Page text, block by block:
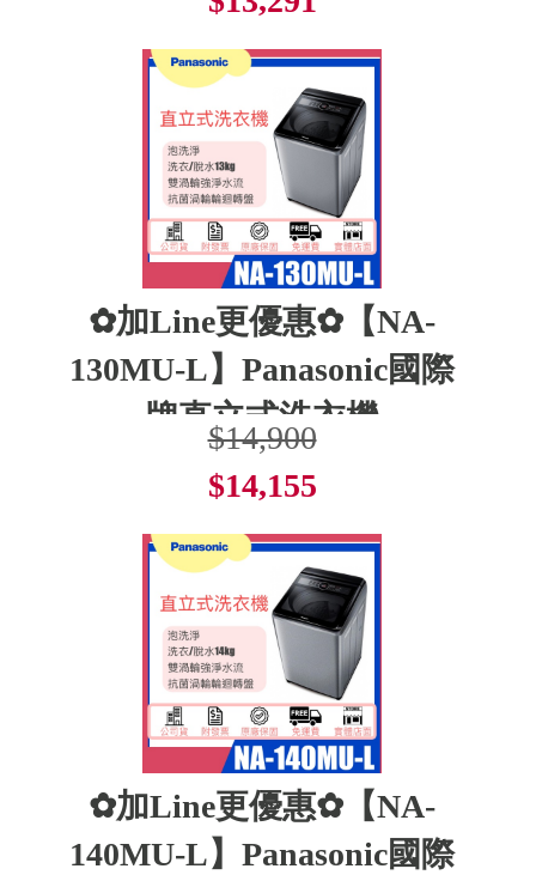
了解更多
了解更多
✿加Line更優惠✿【NA-
130MU-L】Panasonic國際
牌直立式洗衣機
$14,900
$14,155
✿加Line更優惠✿【NA-
140MU-L】Panasonic國際